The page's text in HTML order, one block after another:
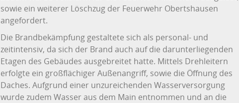
sowie ein weiterer Löschzug der Feuerwehr Obertshausen
angefordert.
Die Brandbekämpfung gestaltete sich als personal- und
zeitintensiv, da sich der Brand auch auf die darunterliegenden
Etagen des Gebäudes ausgebreitet hatte. Mittels Drehleitern
erfolgte ein großflächiger Außenangriff, sowie die Öffnung des
Daches. Aufgrund einer unzureichenden Wasserversorgung
wurde zudem Wasser aus dem Main entnommen und an die